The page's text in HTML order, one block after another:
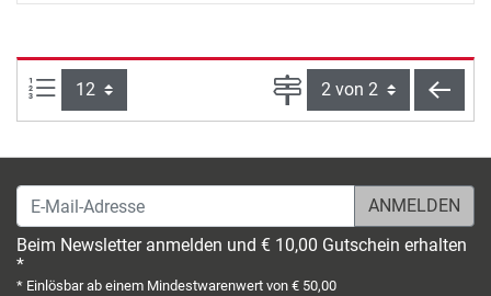
Artikel pro Seite: Seite
E-Mail-Adresse
Beim Newsletter anmelden und € 10,00 Gutschein erhalten
*
* Einlösbar ab einem Mindestwarenwert von € 50,00